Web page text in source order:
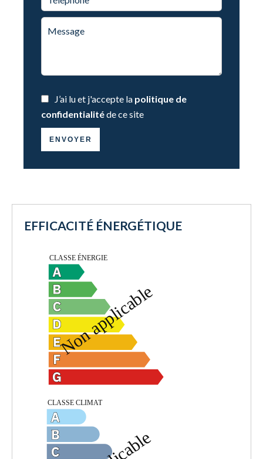
J’ai lu et j'accepte la politique de
confidentialitéde ce site
ENVOYER
EFFICACITÉ ÉNERGÉTIQUE